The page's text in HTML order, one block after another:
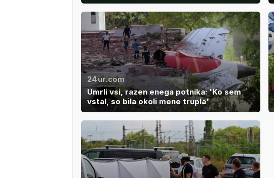
24ur.com
Umrli vsi, razen enega potnika: 'Ko sem
vstal, so bila okoli mene trupla'